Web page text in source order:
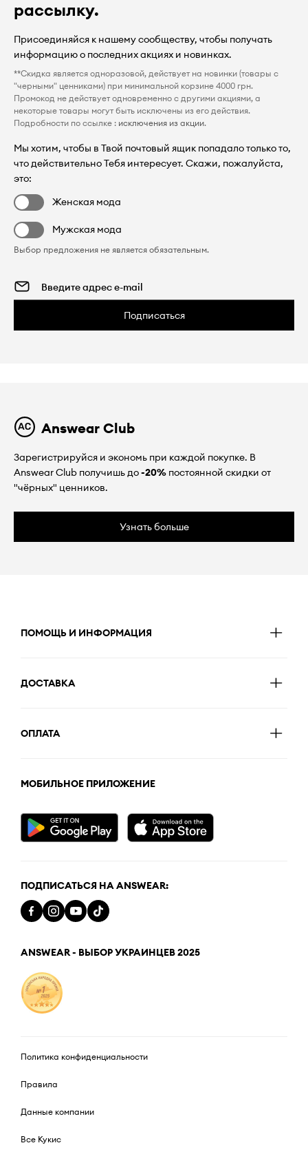
рассылку.
Присоединяйся к нашему сообществу, чтобы получать
информацию о последних акциях и новинках.
**Скидка является одноразовой, действует на новинки (товары с
"черными" ценниками) при минимальной корзине 4000 грн.
Промокод не действует одновременно с другими акциями, а
некоторые товары могут быть исключены из его действия.
Подробности по ссылке : исключения из акции.
Мы хотим, чтобы в Твой почтовый ящик попадало только то,
что действительно Тебя интересует. Скажи, пожалуйста,
это:
Женская мода
Мужская мода
Выбор предложения не является обязательным.
Подписаться
Answear Club
Зарегистрируйся и экономь при каждой покупке. В
Answear Club получишь до-20% постоянной скидки от
"чёрных" ценников.
Узнать больше
ПОМОЩЬ И ИНФОРМАЦИЯ
ДОСТАВКА
ОПЛАТА
МОБИЛЬНОЕ ПРИЛОЖЕНИЕ
ПОДПИСАТЬСЯ НА ANSWEAR:
ANSWEAR - ВЫБОР УКРАИНЦЕВ 2025
Политика конфиденциальности
Правила
Данные компании
Все Кукис